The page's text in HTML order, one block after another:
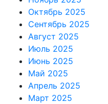
Октябрь 2025
Сентябрь 2025
Август 2025
Июль 2025
Июнь 2025
Май 2025
Апрель 2025
Март 2025